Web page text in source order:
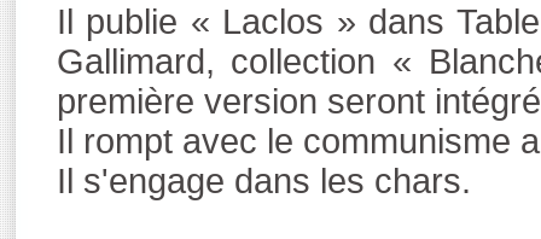
Il publie « Laclos » dans
Gallimard, collection «
première version seront
Il rompt avec le communisme
Il s'engage dans les chars.